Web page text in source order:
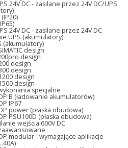
24V DC - zasilane przez 24V DC/UPS
(IP20)
24V DC - zasilane przez 24V DC
UPS (akumulatory)
(akumulatory)
design
design
design
design
design
design
specjalne
B (ładowanie akumulatorów)
IP67
power (płaska obudowa)
PSU100D (płaska obudowa)
wejścia 600V DC
modular - wymagające aplikacje